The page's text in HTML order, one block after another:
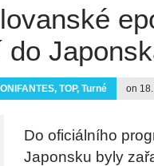
, TOP, Turné on
Do oficiálního
Japonsku byly